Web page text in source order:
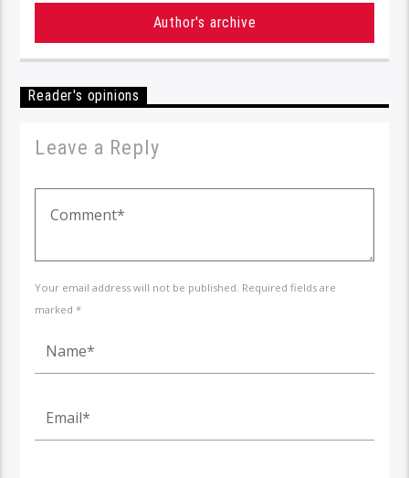
Author's archive
Reader's opinions
Leave a Reply
Your email address will not be published. Required fields are
marked *